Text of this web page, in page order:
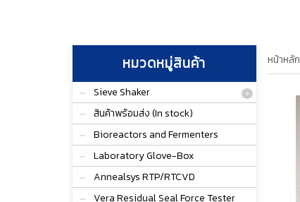
หมวดหมู่สินค้า
Sieve Shaker
สินค้าพร้อมส่ง (In stock)
Bioreactors and Fermenters
Laboratory Glove-Box
Annealsys RTP/RTCVD
Vera Residual Seal Force Tester
หน้าหลัก